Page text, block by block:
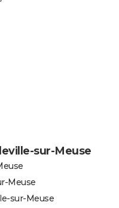
sur-Meuse
Meuse
sur-Meuse